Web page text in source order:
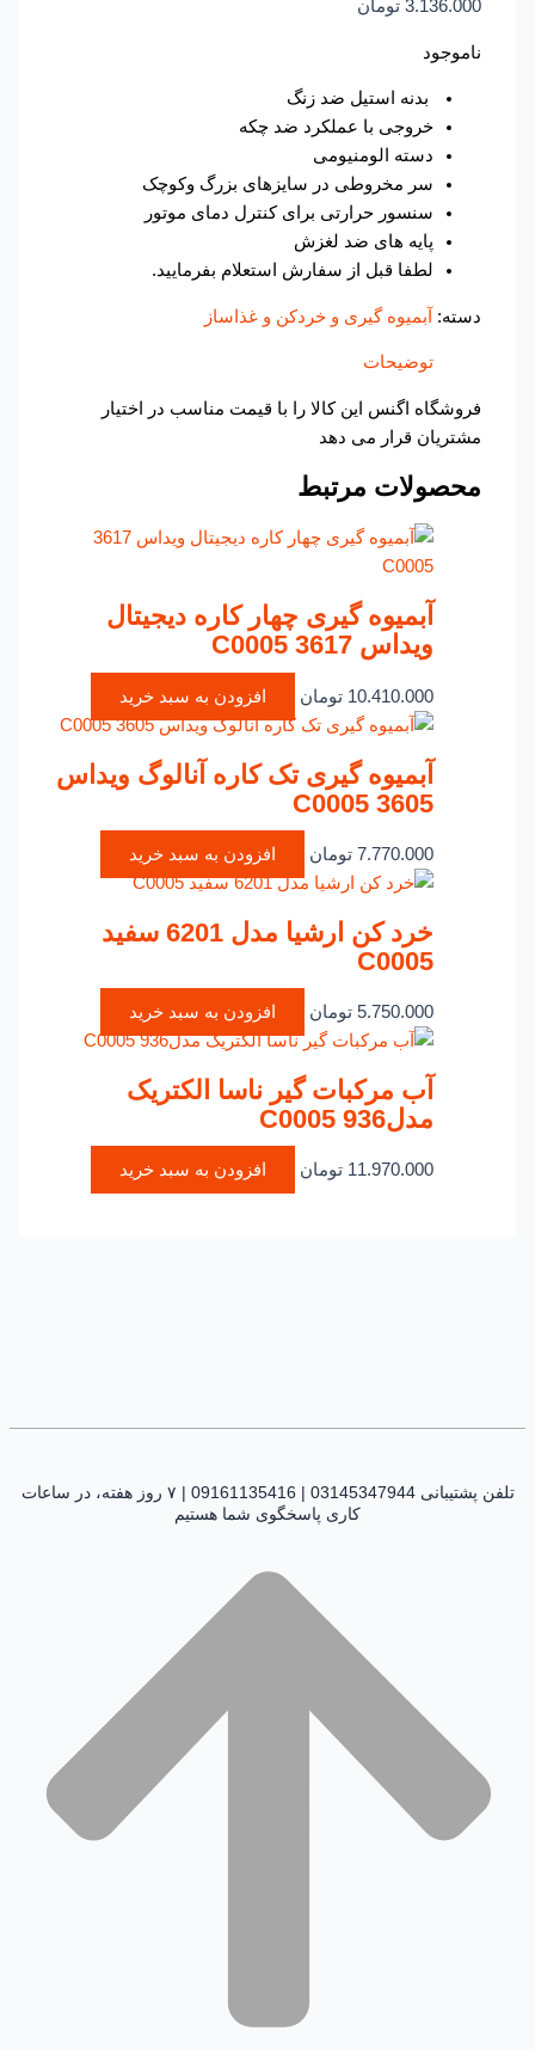
3.136.000 تومان
ناموجود
بدنه استیل ضد زنگ
خروجی با عملکرد ضد چکه
دسته الومنیومی
سر مخروطی در سایزهای بزرگ وکوچک
سنسور حرارتی برای کنترل دمای موتور
پایه های ضد لغزش
لطفا قبل از سفارش استعلام بفرمایید.
آبمیوه گیری و خردکن و غذاساز
توضیحات
فروشگاه اگنس این کالا را با قیمت مناسب در اختیار
مشتریان قرار می دهد
محصولات مرتبط
آبمیوه گیری چهار کاره دیجیتال
ویداس 3617 C0005
10.410.000 تومان افزودن به سبد خرید
آبمیوه گیری تک کاره آنالوگ ویداس
3605 C0005
7.770.000 تومان افزودن به سبد خرید
خرد کن ارشیا مدل 6201 سفید
C0005
5.750.000 تومان افزودن به سبد خرید
آب مرکبات گیر ناسا الکتریک
11.970.000 تومان افزودن به سبد خرید
تلفن پشتیبانی 03145347944 | 09161135416 | ۷ روز هفته، در ساعات
کاری پاسخگوی شما هستیم